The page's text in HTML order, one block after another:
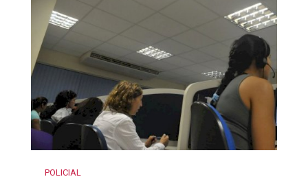
POLICIAL